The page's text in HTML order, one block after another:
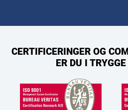
CERTIFICERINGER OG
ER DU I